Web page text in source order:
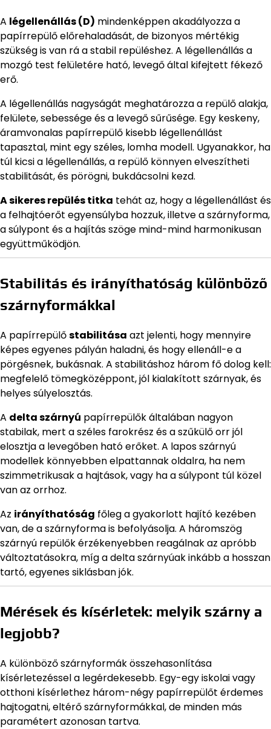
A légellenállás (D) mindenképpen akadályozza a
papírrepülő előrehaladását, de bizonyos mértékig
szükség is van rá a stabil repüléshez. A légellenállás a
mozgó test felületére ható, levegő által kifejtett fékező
erő.
A légellenállás nagyságát meghatározza a repülő alakja,
felülete, sebessége és a levegő sűrűsége. Egy keskeny,
áramvonalas papírrepülő kisebb légellenállást
tapasztal, mint egy széles, lomha modell. Ugyanakkor, ha
túl kicsi a légellenállás, a repülő könnyen elveszítheti
stabilitását, és pörögni, bukdácsolni kezd.
A sikeres repülés titka tehát az, hogy a légellenállást és
a felhajtóerőt egyensúlyba hozzuk, illetve a szárnyforma,
a súlypont és a hajítás szöge mind-mind harmonikusan
együttműködjön.
Stabilitás és irányíthatóság különböző
szárnyformákkal
A papírrepülőstabilitása azt jelenti, hogy mennyire
képes egyenes pályán haladni, és hogy ellenáll-e a
pörgésnek, bukásnak. A stabilitáshoz három fő dolog kell:
megfelelő tömegközéppont, jól kialakított szárnyak, és
helyes súlyelosztás.
A delta szárnyú papírrepülők általában nagyon
stabilak, mert a széles farokrész és a szűkülő orr jól
elosztja a levegőben ható erőket. A lapos szárnyú
modellek könnyebben elpattannak oldalra, ha nem
szimmetrikusak a hajtások, vagy ha a súlypont túl közel
van az orrhoz.
Az irányíthatóság főleg a gyakorlott hajító kezében
van, de a szárnyforma is befolyásolja. A háromszög
szárnyú repülők érzékenyebben reagálnak az apróbb
változtatásokra, míg a delta szárnyúak inkább a hosszan
tartó, egyenes siklásban jók.
Mérések és kísérletek: melyik szárny a
legjobb?
A különböző szárnyformák összehasonlítása
kísérletezéssel a legérdekesebb. Egy-egy iskolai vagy
otthoni kísérlethez három-négy papírrepülőt érdemes
hajtogatni, eltérő szárnyformákkal, de minden más
paramétert azonosan tartva.